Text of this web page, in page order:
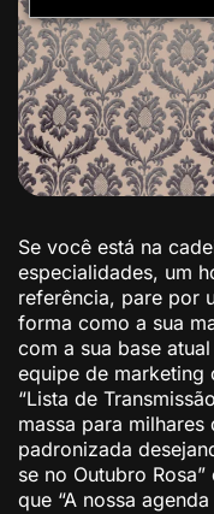
Se você está na
especialidades, um
referência, pare por
forma como a sua
com a sua base
equipe de marketing
“Lista de
massa para
padronizada
se no Outubro
que “A nossa